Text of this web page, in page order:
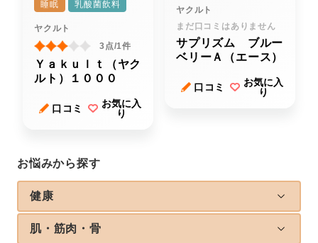
お悩みから探す
健康
肌・筋肉・骨
睡眠
乳酸菌飲料
ヤクルト
3点/1件
Ｙａｋｕｌｔ（ヤク
ルト）１０００
口コミ
お気に入
り
ヤクルト
まだ口コミはありません
サプリズム ブルー
ベリーＡ（エース）
口コミ
お気に入
り